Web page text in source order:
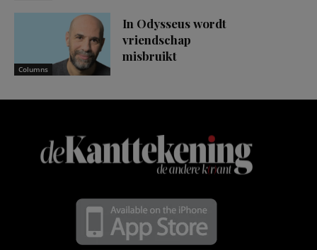
Columns
In Odysseus wordt
vriendschap
misbruikt